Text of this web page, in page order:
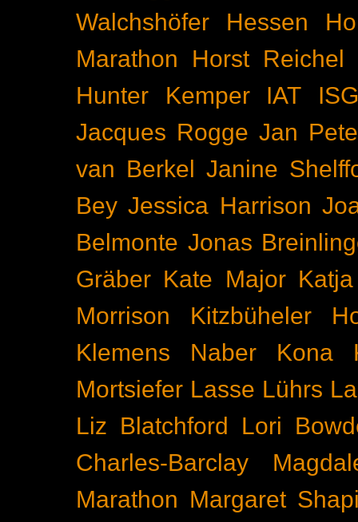
Walchshöfer
Hessen
Marathon
Horst Reichel
Hunter Kemper
IAT
Jacques Rogge Jan
van Berkel
Janine
Bey Jessica Harrison
Belmonte Jonas
Gräber Kate Major
Morrison
Kitzbüheler
Klemens Naber
Kona
Mortsiefer Lasse Lührs
Liz Blatchford
Lori
Charles-Barclay
Marathon Margaret